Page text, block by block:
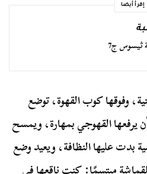
إقرأ أيضا
ثيسوس ج7
وفوقها كوب القهوة، توضع
يرفعها القهوجي بمهارة، ويمسح
بدت عليها النظافة، ويعيد وضع